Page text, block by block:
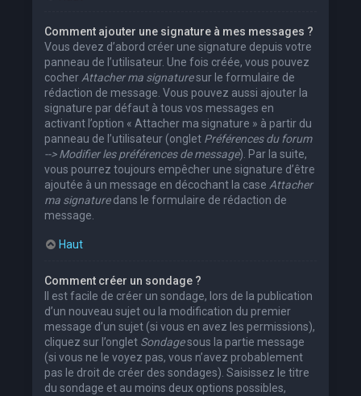
Comment ajouter une signature à mes messages ?
Vous devez d’abord créer une signature depuis votre
panneau de l’utilisateur. Une fois créée, vous pouvez
cocher Attacher ma signaturesur le formulaire de
rédaction de message. Vous pouvez aussi ajouter la
signature par défaut à tous vos messages en
activant l’option « Attacher ma signature » à partir du
panneau de l’utilisateur (onglet Préférences du forum
--> Modifier les préférences de message). Par la suite,
vous pourrez toujours empêcher une signature d’être
ajoutée à un message en décochant la case Attacher
ma signaturedans le formulaire de rédaction de
message.
Haut
Comment créer un sondage ?
Il est facile de créer un sondage, lors de la publication
d’un nouveau sujet ou la modification du premier
message d’un sujet (si vous en avez les permissions),
cliquez sur l’onglet Sondagesous la partie message
(si vous ne le voyez pas, vous n’avez probablement
pas le droit de créer des sondages). Saisissez le titre
du sondage et au moins deux options possibles,